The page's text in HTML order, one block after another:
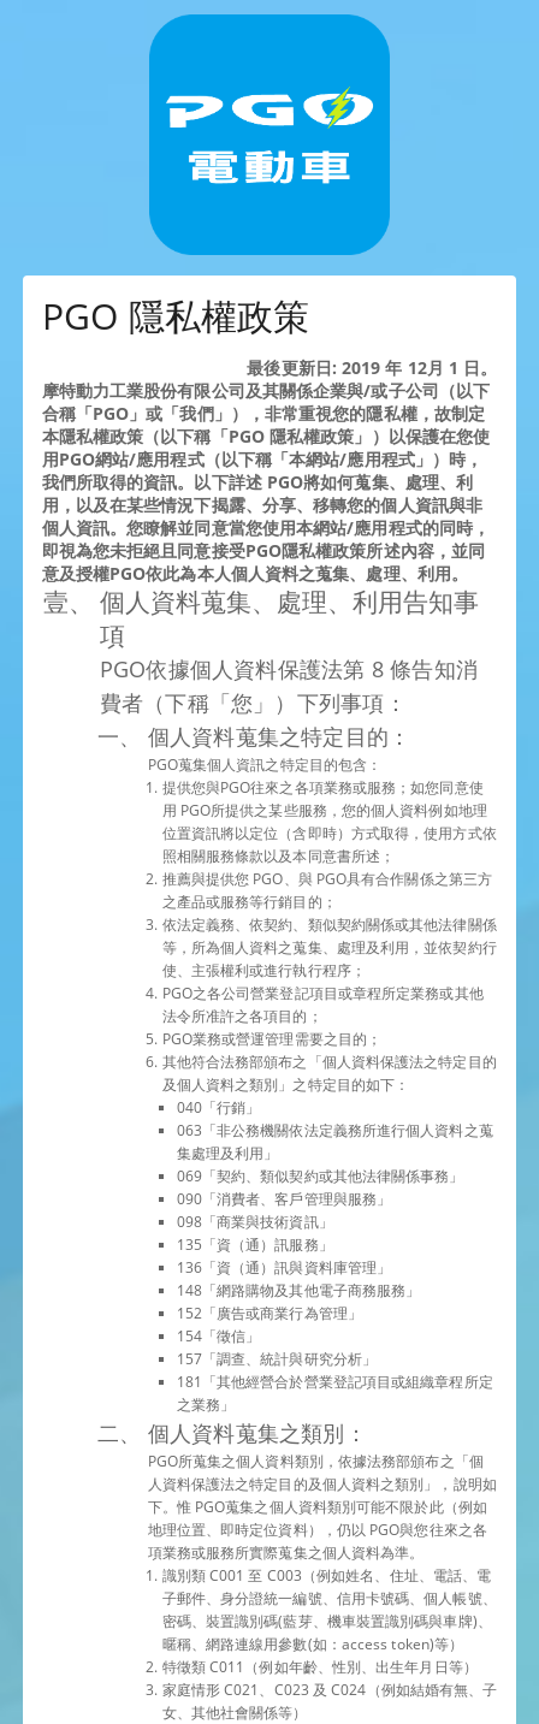
PGO 隱私權政策
最後更新日: 2019 年 12月 1 日。
摩特動力工業股份有限公司及其關係企業與/或子公司（以下
合稱「PGO」或「我們」），非常重視您的隱私權，故制定
本隱私權政策（以下稱「PGO 隱私權政策」）以保護在您使
用PGO網站/應用程式（以下稱「本網站/應用程式」）時，
我們所取得的資訊。以下詳述 PGO將如何蒐集、處理、利
用，以及在某些情況下揭露、分享、移轉您的個人資訊與非
個人資訊。您瞭解並同意當您使用本網站/應用程式的同時，
即視為您未拒絕且同意接受PGO隱私權政策所述內容，並同
意及授權PGO依此為本人個人資料之蒐集、處理、利用。
個人資料蒐集、處理、利用告知事
項
PGO依據個人資料保護法第 8 條告知消
費者（下稱「您」）下列事項：
個人資料蒐集之特定目的：
PGO蒐集個人資訊之特定目的包含：
提供您與PGO往來之各項業務或服務；如您同意使
用 PGO所提供之某些服務，您的個人資料例如地理
位置資訊將以定位（含即時）方式取得，使用方式依
照相關服務條款以及本同意書所述；
推薦與提供您 PGO、與 PGO具有合作關係之第三方
之產品或服務等行銷目的；
依法定義務、依契約、類似契約關係或其他法律關係
等，所為個人資料之蒐集、處理及利用，並依契約行
使、主張權利或進行執行程序；
PGO之各公司營業登記項目或章程所定業務或其他
法令所准許之各項目的；
PGO業務或營運管理需要之目的；
其他符合法務部頒布之「個人資料保護法之特定目的
及個人資料之類別」之特定目的如下：
040「行銷」
063「非公務機關依法定義務所進行個人資料之蒐
集處理及利用」
069「契約、類似契約或其他法律關係事務」
090「消費者、客戶管理與服務」
098「商業與技術資訊」
135「資（通）訊服務」
136「資（通）訊與資料庫管理」
148「網路購物及其他電子商務服務」
152「廣告或商業行為管理」
154「徵信」
157「調查、統計與研究分析」
181「其他經營合於營業登記項目或組織章程所定
之業務」
個人資料蒐集之類別：
PGO所蒐集之個人資料類別，依據法務部頒布之「個
人資料保護法之特定目的及個人資料之類別」，說明如
下。惟 PGO蒐集之個人資料類別可能不限於此（例如
地理位置、即時定位資料），仍以 PGO與您往來之各
項業務或服務所實際蒐集之個人資料為準。
識別類 C001 至 C003（例如姓名、住址、電話、電
子郵件、身分證統一編號、信用卡號碼、個人帳號、
密碼、裝置識別碼(藍芽、機車裝置識別碼與車牌)、
暱稱、網路連線用參數(如：access token)等）
特徵類 C011（例如年齡、性別、出生年月日等）
家庭情形 C021、C023 及 C024（例如結婚有無、子
女、其他社會關係等）